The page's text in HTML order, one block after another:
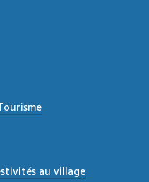
au village